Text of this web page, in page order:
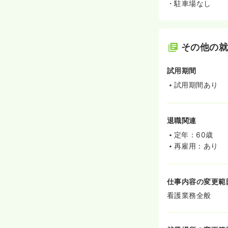
・駐車場なし
その他の
試用期間
試用期間あり
退職関連
定年：60歳
再雇用：あり
仕事内容の変更範
看護業務全般